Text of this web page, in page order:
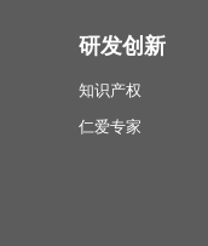
研发创新
知识产权
仁爱专家